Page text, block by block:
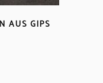
AUS GIPS